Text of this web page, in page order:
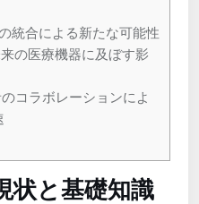
統合による新たな可能性
の医療機器に及ぼす影
コラボレーションによ
状と基礎知識